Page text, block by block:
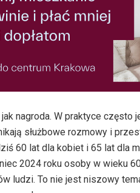
jak nagroda. W praktyce
służbowe rozmowy i
60 lat dla kobiet i 65 lat dla
2024 roku osoby w wieku
ludzi. To nie jest niszowy